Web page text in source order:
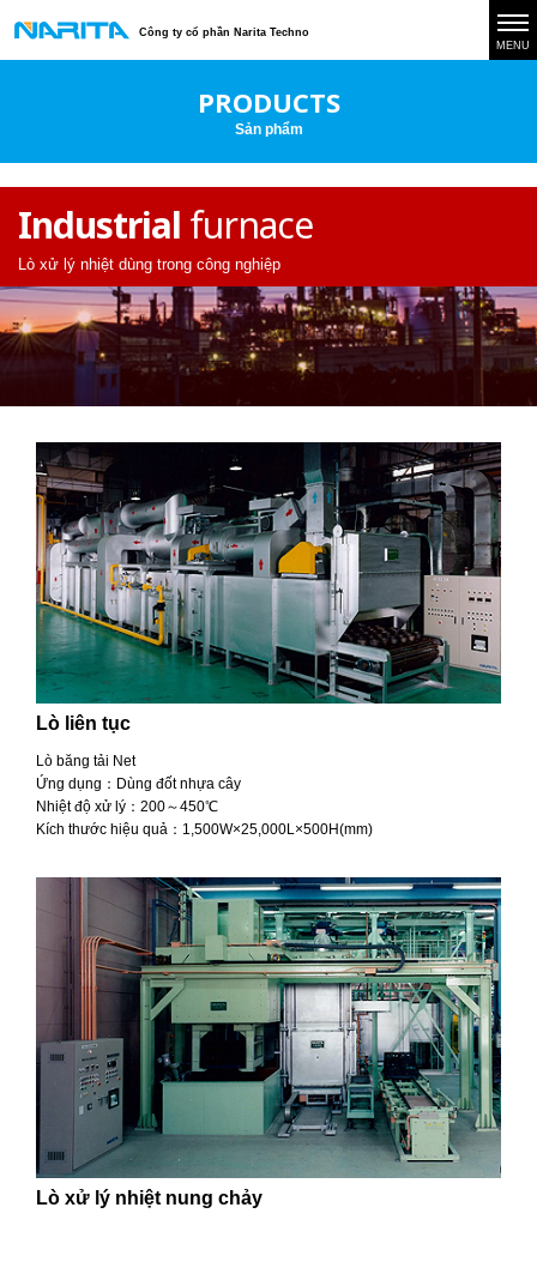
Công ty cổ phần Narita Techno
MENU
PRODUCTS
Sản phẩm
Industrial furnace
Lò xử lý nhiệt dùng trong công nghiệp
Lò liên tục
Lò băng tải Net
Ứng dụng：Dùng đốt nhựa cây
Nhiệt độ xử lý：200～450℃
Kích thước hiệu quả：1,500W×25,000L×500H(mm)
Lò xử lý nhiệt nung chảy